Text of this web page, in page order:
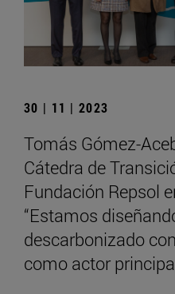
30 | 11 | 2023
Tomás Gómez-
Cátedra de
Fundación Repsol
“Estamos
descarbonizado
como actor